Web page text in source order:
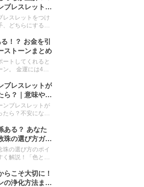
ブレスレットを
方
レスレットをつけ
、どちらにするか
はなく利き手で
反対の手、それぞ
トーンを解説し
！？ お金を引
ストーンまとめ
ートしてくれると
は4種
い金運を強化して
ンを、目的別に
金運を上げたい」
す。
ブレスレットが
ら？｜意味や対
ンブレスレットが
たら？不安になる
トーンブレスレ
理由や、切れた
いて、分かりや
。
ある？ あなた
珠の選び方ガイ
珠の選び方のポイ
く解説！「色と年
や素材別のおすす
にぴったりの数
らこそ大切に！
の浄化方法まと